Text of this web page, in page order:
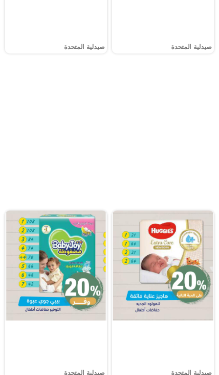
صيدلية المتحدة صيدلية المتحدة
صيدلية المتحدة صيدلية المتحدة